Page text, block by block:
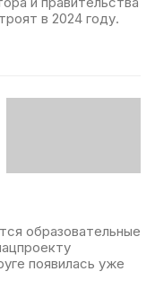
в 2024 году.
образовательные
появилась уже